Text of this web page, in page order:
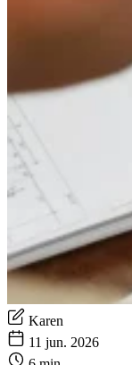
Karen
11 jun. 2026